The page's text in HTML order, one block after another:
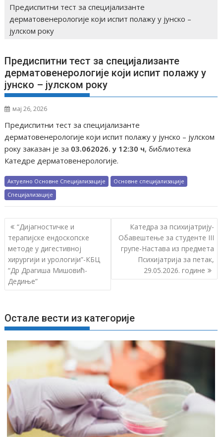
Предиспитни тест за специјализанте
дерматовенерологије који испит полажу у јунско –
јулском року
Предиспитни тест за специјализанте
дерматовенерологије који испит полажу у
јунско – јулском року
мај 26, 2026
Предиспитни тест за специјализанте
дерматовенерологије који испит полажу у јунско – јулском
року заказан је за 03.062026. у 12:30 ч, библиотека
Катедре дерматовенерологије.
Актуелно Основне Специјализације
Основне специјализације
Специјализације
К
р
е
т
а
њ
ч
л
а
н
к
а
“Дијагностичке и
терапијске ендоскопске
методе у дигестивној
хирургији и урологији”-КБЦ
“Др Драгиша Мишовић-
Дедиње”
Катедра за психијатрију-
Обавештење за студенте III
групе-Настава из предмета
Психијатрија за петак,
29.05.2026. године
Остале вести из категорије